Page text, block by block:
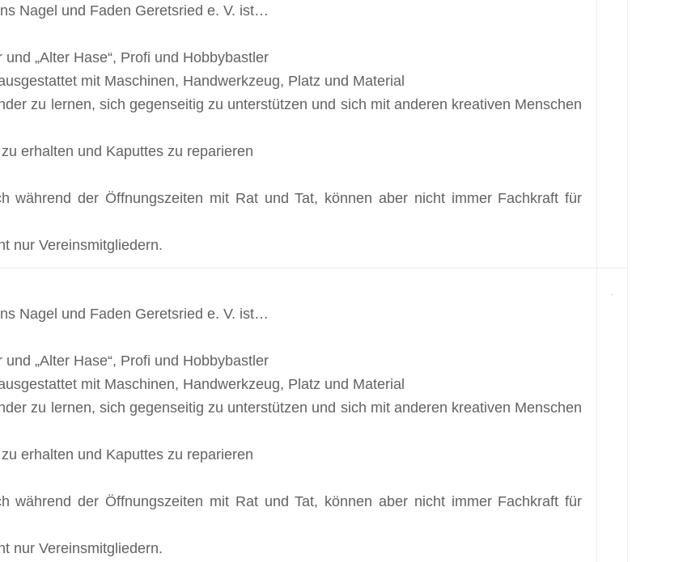
Nagel und Faden Geretsried e. V. ist…
„Alter Hase“, Profi und Hobbybastler
mit Maschinen, Handwerkzeug, Platz und Material
zu lernen, sich gegenseitig zu unterstützen und sich mit anderen kreativen Menschen
erhalten und Kaputtes zu reparieren
während der Öffnungszeiten mit Rat und Tat, können aber nicht immer Fachkraft für
nur Vereinsmitgliedern.
Nagel und Faden Geretsried e. V. ist…
„Alter Hase“, Profi und Hobbybastler
mit Maschinen, Handwerkzeug, Platz und Material
zu lernen, sich gegenseitig zu unterstützen und sich mit anderen kreativen Menschen
erhalten und Kaputtes zu reparieren
während der Öffnungszeiten mit Rat und Tat, können aber nicht immer Fachkraft für
nur Vereinsmitgliedern.